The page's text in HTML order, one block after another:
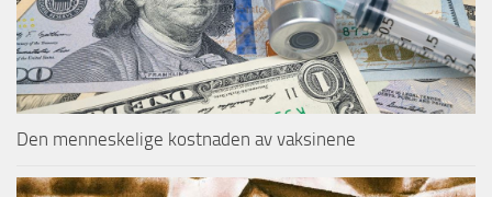
Den menneskelige kostnaden av vaksinene